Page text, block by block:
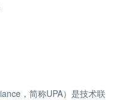
，简称UPA）是技术联